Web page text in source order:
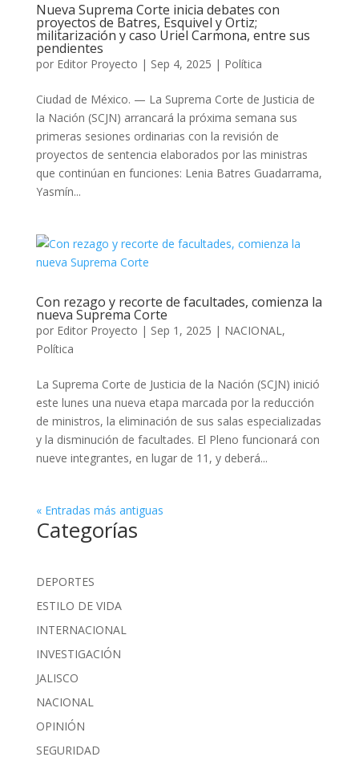
Nueva Suprema Corte inicia debates con
proyectos de Batres, Esquivel y Ortiz;
militarización y caso Uriel Carmona, entre sus
pendientes
por Editor Proyecto | Sep 4, 2025 | Política
Ciudad de México. — La Suprema Corte de Justicia de
la Nación (SCJN) arrancará la próxima semana sus
primeras sesiones ordinarias con la revisión de
proyectos de sentencia elaborados por las ministras
que continúan en funciones: Lenia Batres Guadarrama,
Yasmín...
Con rezago y recorte de facultades, comienza la
nueva Suprema Corte
por Editor Proyecto | Sep 1, 2025 | NACIONAL,
Política
La Suprema Corte de Justicia de la Nación (SCJN) inició
este lunes una nueva etapa marcada por la reducción
de ministros, la eliminación de sus salas especializadas
y la disminución de facultades. El Pleno funcionará con
nueve integrantes, en lugar de 11, y deberá...
« Entradas más antiguas
Categorías
DEPORTES
ESTILO DE VIDA
INTERNACIONAL
INVESTIGACIÓN
JALISCO
NACIONAL
OPINIÓN
SEGURIDAD